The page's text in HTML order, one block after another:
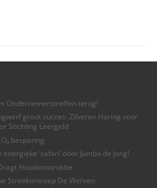
Ondernemerstreffen terug!
groot succes: Zilveren Haring voor
Stichting Leergeld
besparing
‘safari’ door Jumbo de Jong!
Houtkonstruktie
Streekomroep De Werven